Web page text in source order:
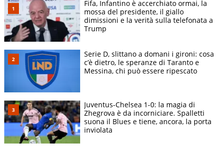
Fifa, Infantino è accerchiato ormai, la
mossa del presidente, il giallo
dimissioni e la verità sulla telefonata a
Trump
Serie D, slittano a domani i gironi: cosa
c’è dietro, le speranze di Taranto e
Messina, chi può essere ripescato
Juventus-Chelsea 1-0: la magia di
Zhegrova è da incorniciare. Spalletti
suona il Blues e tiene, ancora, la porta
inviolata